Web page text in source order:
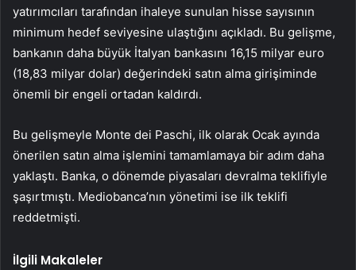
yatırımcıları tarafından ihaleye sunulan hisse sayısının
minimum hedef seviyesine ulaştığını açıkladı. Bu gelişme,
bankanın daha büyük İtalyan bankasını 16,15 milyar euro
(18,83 milyar dolar) değerindeki satın alma girişiminde
önemli bir engeli ortadan kaldırdı.
Bu gelişmeyle Monte dei Paschi, ilk olarak Ocak ayında
önerilen satın alma işlemini tamamlamaya bir adım daha
yaklaştı. Banka, o dönemde piyasaları devralma teklifiyle
şaşırtmıştı. Mediobanca’nın yönetimi ise ilk teklifi
reddetmişti.
İlgili Makaleler